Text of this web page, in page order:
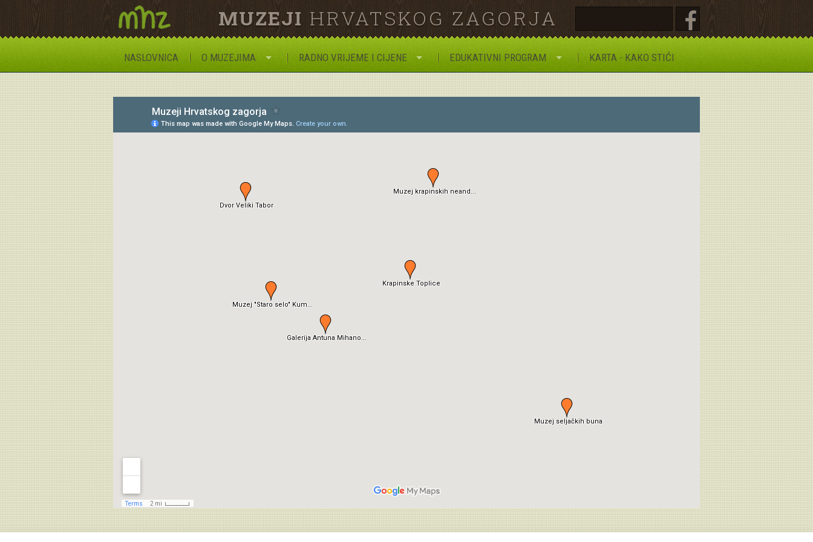
MUZEJI HRVATSKOG ZAGORJA
NASLOVNICA O MUZEJIMA RADNO VRIJEME I CIJENE EDUKATIVNI PROGRAM KARTA - KAKO STIĆI